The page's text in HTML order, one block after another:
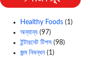
Healthy Foods (1)
অন্যান্য (97)
ইন্টারনেট টিপস (98)
জন্ম নিবন্ধন(1)